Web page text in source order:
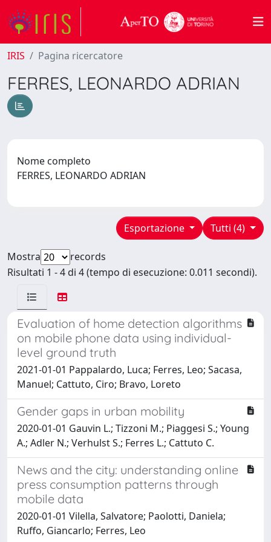
IRIS Pagina ricercatore
FERRES, LEONARDO ADRIAN
Nome completo
FERRES, LEONARDO ADRIAN
Tutti (4)
Esportazione
Mostra
records
Risultati 1 - 4 di 4 (tempo di esecuzione: 0.011 secondi).
Evaluation of home detection algorithms
on mobile phone data using individual-
level ground truth
2021-01-01 Pappalardo, Luca; Ferres, Leo; Sacasa,
Manuel; Cattuto, Ciro; Bravo, Loreto
Gender gaps in urban mobility
2020-01-01 Gauvin L.; Tizzoni M.; Piaggesi S.; Young
A.; Adler N.; Verhulst S.; Ferres L.; Cattuto C.
News and the city: understanding online
press consumption patterns through
mobile data
2020-01-01 Vilella, Salvatore; Paolotti, Daniela;
Ruffo, Giancarlo; Ferres, Leo